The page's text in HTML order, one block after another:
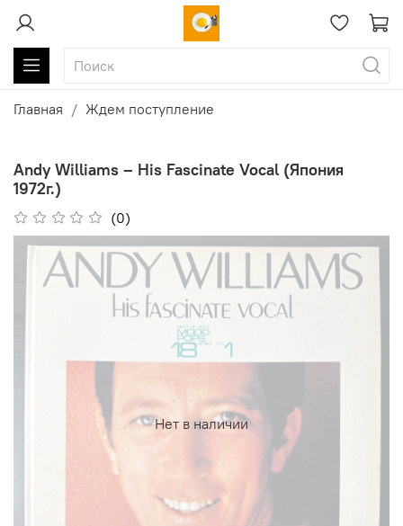
Главная Ждем поступление
Andy Williams ‎– His Fascinate Vocal (Япония
1972г.)
(0)
Нет в наличии